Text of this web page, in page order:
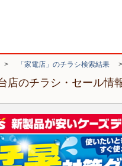
> 「家電店」のチラシ検索結果
店のチラシ・セール情